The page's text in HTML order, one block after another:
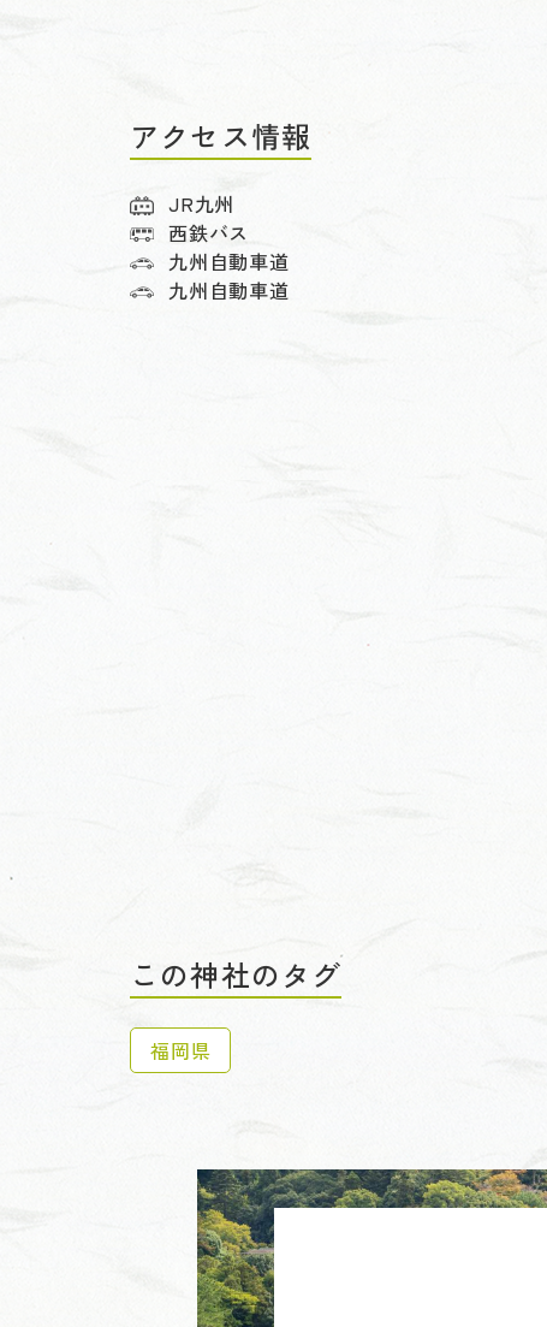
アクセス情報
JR九州
西鉄バス
九州自動車道
九州自動車道
この神社のタグ
福岡県